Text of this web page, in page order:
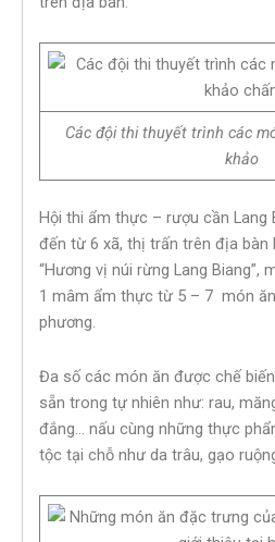
Các đội thi thuyết trình các
khảo
Hội thi ẩm thực – rượu cần Lang
đến từ 6 xã, thị trấn trên địa bàn
“Hương vị núi rừng Lang Biang”,
1 mâm ẩm thực từ 5 – 7 món
phương.
Đa số các món ăn được chế
sẵn trong tự nhiên như: rau,
đắng… nấu cùng những thực
tộc tại chỗ như da trâu, gạo